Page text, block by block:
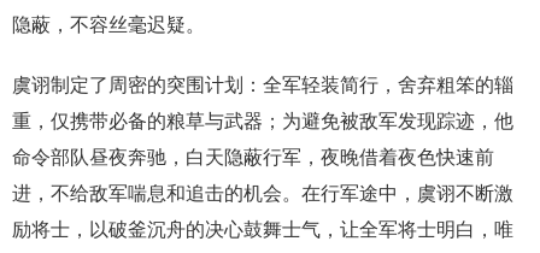
隐蔽，不容丝毫迟疑。
虞诩制定了周密的突围计划：全军轻装简行，舍弃粗笨的辎
重，仅携带必备的粮草与武器；为避免被敌军发现踪迹，他
命令部队昼夜奔驰，白天隐蔽行军，夜晚借着夜色快速前
进，不给敌军喘息和追击的机会。在行军途中，虞诩不断激
励将士，以破釜沉舟的决心鼓舞士气，让全军将士明白，唯